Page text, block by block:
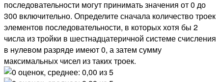
последовательности могут принимать значения от 0 до
300 включительно. Определите сначала количество троек
элементов последовательности, в которых хотя бы 2
числа из тройки в шестнадцатеричной системе счисления
в нулевом разряде имеют 0, а затем сумму
максимальных чисел из таких троек.